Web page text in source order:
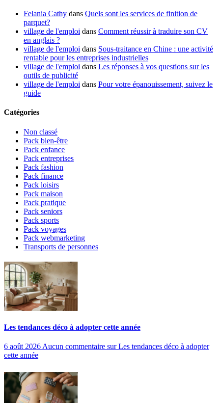
Felania Cathy dans Quels sont les services de finition de
parquet?
village de l'emploi dans Comment réussir à traduire son CV
en anglais ?
village de l'emploi dans Sous-traitance en Chine : une activité
rentable pour les entreprises industrielles
village de l'emploi dans Les réponses à vos questions sur les
outils de publicité
village de l'emploi dans Pour votre épanouissement, suivez le
guide
Catégories
Non classé
Pack bien-être
Pack enfance
Pack entreprises
Pack fashion
Pack finance
Pack loisirs
Pack maison
Pack pratique
Pack seniors
Pack sports
Pack voyages
Pack webmarketing
Transports de personnes
Les tendances déco à adopter cette année
6 août 2026Aucun commentaire sur Les tendances déco à adopter
cette année